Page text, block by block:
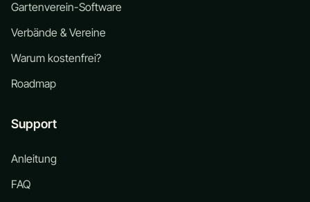
Gartenverein-Software
Verbände & Vereine
Warum kostenfrei?
Roadmap
Support
Anleitung
FAQ